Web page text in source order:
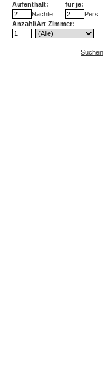
Aufenthalt:
für je:
Nächte
Pers.
Anzahl/Art Zimmer:
Suchen